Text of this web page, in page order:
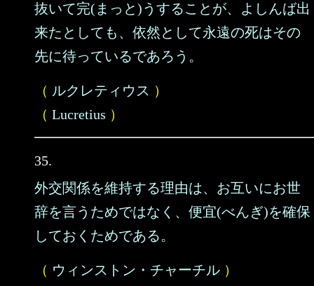
抜いて完(まっと)うすることが、よしんば出
来たとしても、依然として永遠の死はその
先に待っているであろう。
（ ルクレティウス ）
（ Lucretius ）
35.
外交関係を維持する理由は、お互いにお世
辞を言うためではなく、便宜(べんぎ)を確保
しておくためである。
（ ウィンストン・チャーチル ）